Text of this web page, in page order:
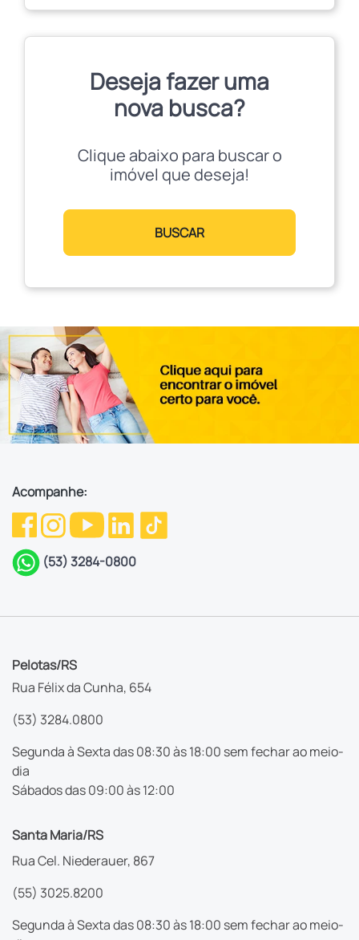
Deseja fazer uma
nova busca?
Clique abaixo para buscar o
imóvel que deseja!
BUSCAR
Acompanhe:
(53) 3284-0800
Pelotas/RS
Rua Félix da Cunha, 654
(53) 3284.0800
Segunda à Sexta das 08:30 às 18:00 sem fechar ao meio-
dia
Sábados das 09:00 às 12:00
Santa Maria/RS
Rua Cel. Niederauer, 867
(55) 3025.8200
Segunda à Sexta das 08:30 às 18:00 sem fechar ao meio-